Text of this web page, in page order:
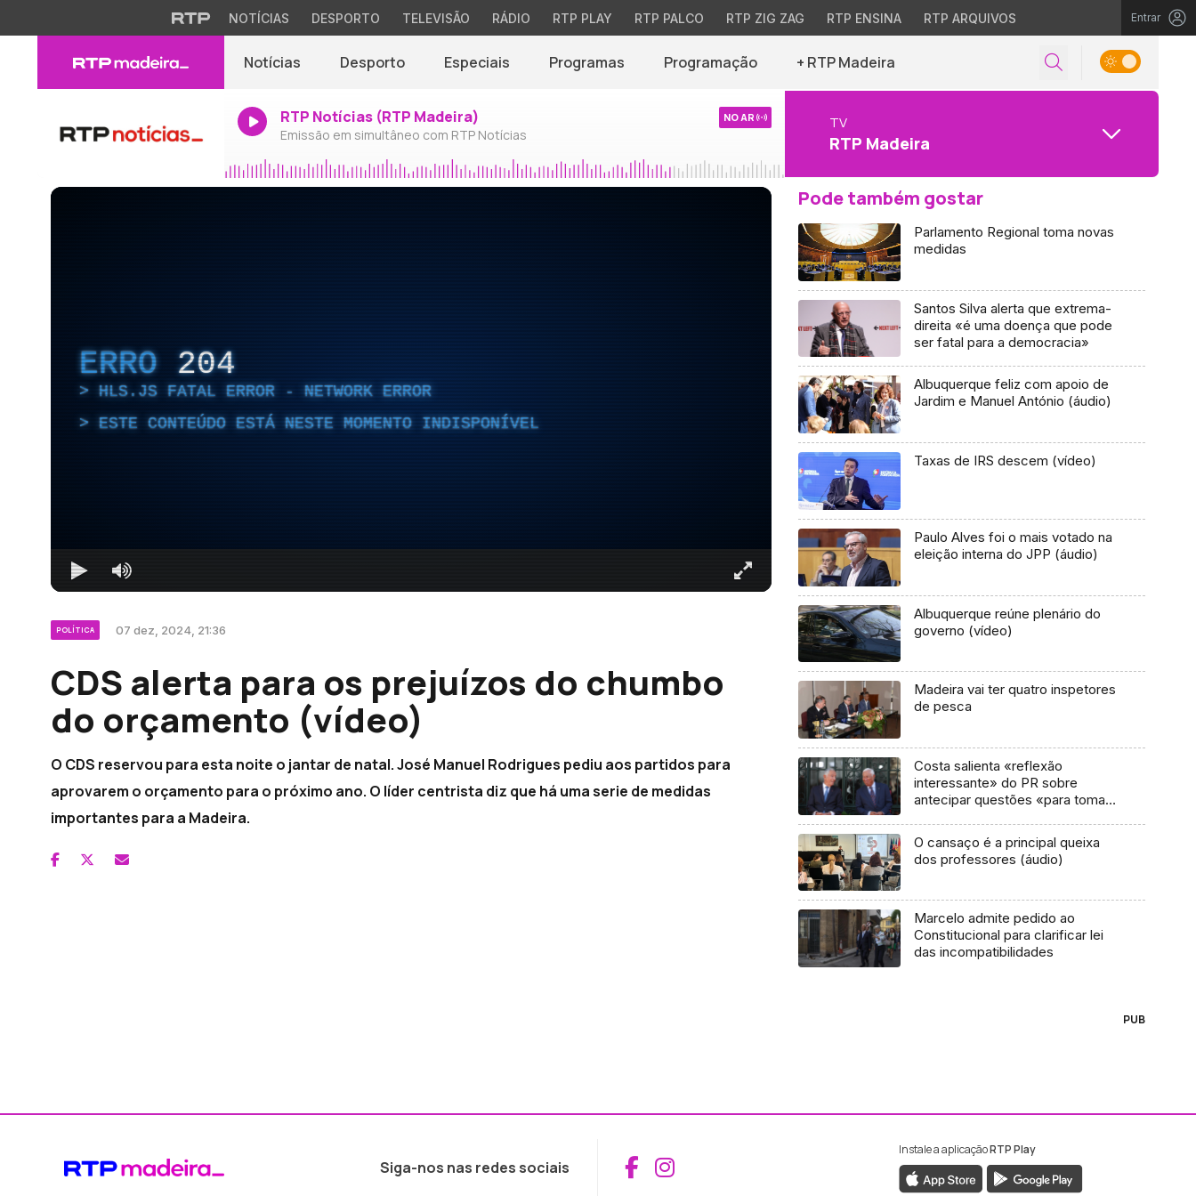
NOTÍCIAS DESPORTO TELEVISÃO RÁDIO RTP PLAY RTP PALCO RTP ZIG ZAG RTP ENSINA RTP ARQUIVOS Entrar
Notícias Desporto Especiais Programas Programação + RTP Madeira
RTP Notícias (RTP Madeira)
Emissão em simultâneo com RTP Notícias
NO AR TV
RTP Madeira
ERRO 204
HLS.JS FATAL ERROR - NETWORK ERROR
ESTE CONTEÚDO ESTÁ NESTE MOMENTO INDISPONÍVEL
POLÍTICA 07 dez, 2024, 21:36
CDS alerta para os prejuízos do chumbo
do orçamento (vídeo)
O CDS reservou para esta noite o jantar de natal. José Manuel Rodrigues pediu aos partidos para
aprovarem o orçamento para o próximo ano. O líder centrista diz que há uma serie de medidas
importantes para a Madeira.
Pode também gostar
Parlamento Regional toma novas
medidas
Santos Silva alerta que extrema-
direita «é uma doença que pode
ser fatal para a democracia»
Albuquerque feliz com apoio de
Jardim e Manuel António (áudio)
Taxas de IRS descem (vídeo)
Paulo Alves foi o mais votado na
eleição interna do JPP (áudio)
Albuquerque reúne plenário do
governo (vídeo)
Madeira vai ter quatro inspetores
de pesca
Costa salienta «reflexão
interessante» do PR sobre
antecipar questões «para tomar
O cansaço é a principal queixa
dos professores (áudio)
Marcelo admite pedido ao
Constitucional para clarificar lei
das incompatibilidades
PUB
Siga-nos nas redes sociais Aceder ao Facebook da RTP Madeira
Aceder ao Instagram da RTP Madeira
Instale a aplicaçãoRTP Play